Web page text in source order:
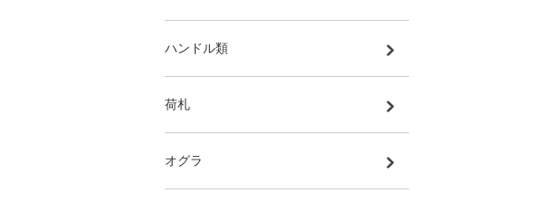
ハンドル類
荷札
オグラ